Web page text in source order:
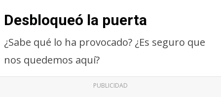
Desbloqueó la puerta
¿Sabe qué lo ha provocado? ¿Es seguro que
nos quedemos aquí?
PUBLICIDAD